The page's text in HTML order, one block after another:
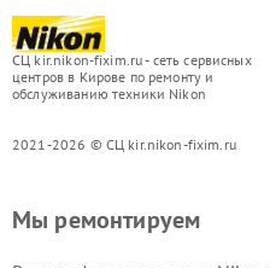
СЦ kir.nikon-fixim.ru - сеть сервисных
центров в Кирове по ремонту и
обслуживанию техники Nikon
2021-2026 © СЦ kir.nikon-fixim.ru
Мы ремонтируем